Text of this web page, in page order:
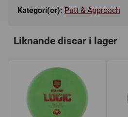
Kategori(er): Putt & Approach
Liknande discar i lager